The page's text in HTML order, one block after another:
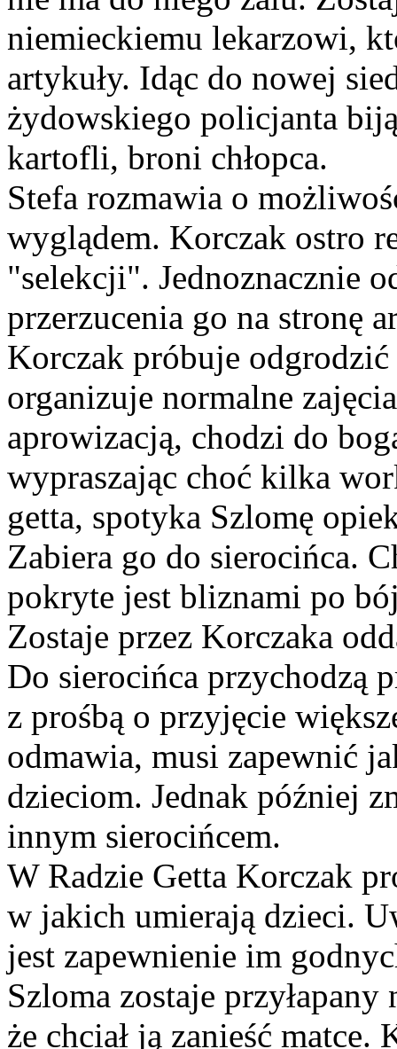
niemieckiemu lekarzowi,
artykuły. Idąc do nowej
żydowskiego policjanta
kartofli, broni chłopca.
Stefa rozmawia o
wyglądem. Korczak ostro
"selekcji". Jednoznacznie
przerzucenia go na stronę
Korczak próbuje
organizuje normalne
aprowizacją, chodzi do
wypraszając choć kilka
getta, spotyka Szlomę
Zabiera go do sierocińca.
pokryte jest bliznami po
Zostaje przez Korczaka
Do sierocińca przychodzą
z prośbą o przyjęcie
odmawia, musi zapewnić
dzieciom. Jednak później
innym sierocińcem.
W Radzie Getta Korczak
w jakich umierają dzieci.
jest zapewnienie im
Szloma zostaje
że chciał ją zanieść